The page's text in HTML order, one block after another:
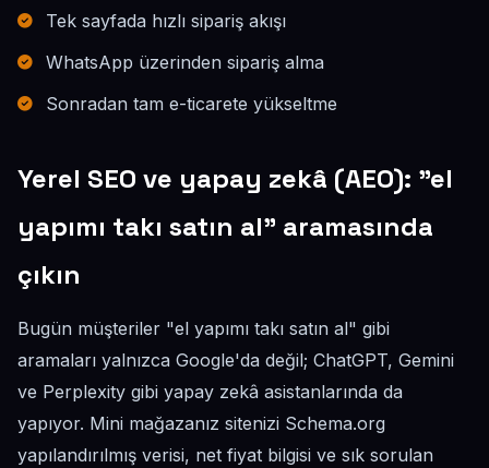
Tek sayfada hızlı sipariş akışı
WhatsApp üzerinden sipariş alma
Sonradan tam e-ticarete yükseltme
Yerel SEO ve yapay zekâ (AEO): "el
yapımı takı satın al" aramasında
çıkın
Bugün müşteriler "el yapımı takı satın al" gibi
aramaları yalnızca Google'da değil; ChatGPT, Gemini
ve Perplexity gibi yapay zekâ asistanlarında da
yapıyor. Mini mağazanız sitenizi Schema.org
yapılandırılmış verisi, net fiyat bilgisi ve sık sorulan